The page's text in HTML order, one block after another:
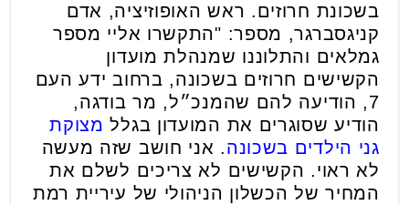
בשכונת חרוזים. ראש האופוזיציה, אדם
קניגסברגר, מספר: "התקשרו אליי מספר
גמלאים והתלוננו שמנהלת מועדון
הקשישים חרוזים בשכונה, ברחוב ידע העם
7, הודיעה להם שהמנכ״ל, מר בודגה,
הודיע שסוגרים את המועדון בגלל מצוקת
גני הילדים בשכונה. אני חושב שזה מעשה
לא ראוי. הקשישים לא צריכים לשלם את
המחיר של הכשלון הניהולי של עיריית רמת